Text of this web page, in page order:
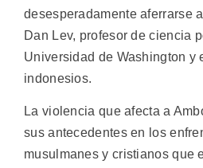
desesperadamente aferrarse
Dan Lev, profesor de ciencia
Universidad de Washington y
indonesios.
La violencia que afecta a
sus antecedentes en los
musulmanes y cristianos que